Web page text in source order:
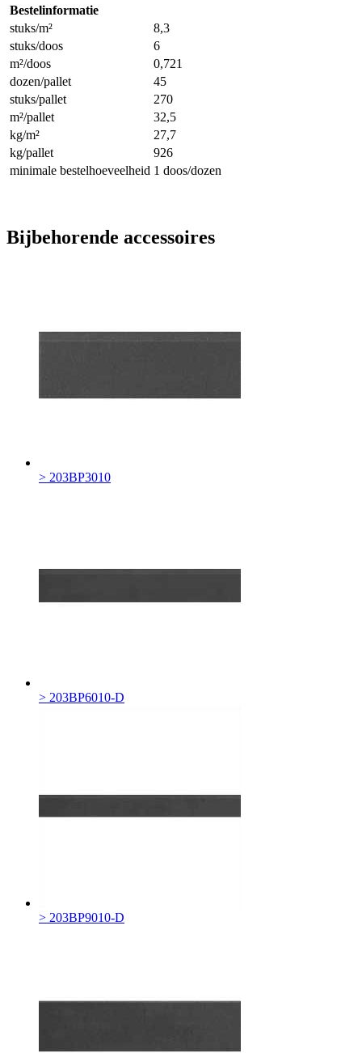
Bestelinformatie
stuks/m²
8,3
stuks/doos
6
m²/doos
0,721
dozen/pallet
45
stuks/pallet
270
m²/pallet
32,5
kg/m²
27,7
kg/pallet
926
minimale bestelhoeveelheid 1 doos/dozen
Bijbehorende accessoires
> 203BP3010
> 203BP6010-D
> 203BP9010-D